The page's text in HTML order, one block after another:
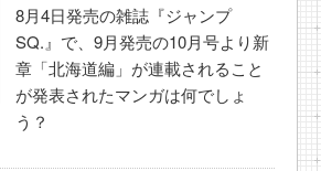
8月4日発売の雑誌『ジャンプ
SQ.』で、9月発売の10月号より新
章「北海道編」が連載されること
が発表されたマンガは何でしょ
う？